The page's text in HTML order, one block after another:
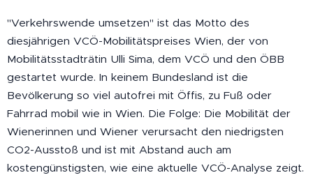
"Verkehrswende umsetzen" ist das Motto des
diesjährigen VCÖ-Mobilitätspreises Wien, der von
Mobilitätsstadträtin Ulli Sima, dem VCÖ und den ÖBB
gestartet wurde. In keinem Bundesland ist die
Bevölkerung so viel autofrei mit Öffis, zu Fuß oder
Fahrrad mobil wie in Wien. Die Folge: Die Mobilität der
Wienerinnen und Wiener verursacht den niedrigsten
CO2-Ausstoß und ist mit Abstand auch am
kostengünstigsten, wie eine aktuelle VCÖ-Analyse zeigt.